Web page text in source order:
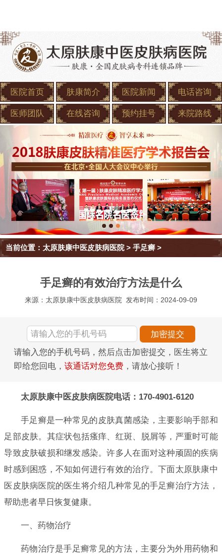
医院首页 肤康简介 医院新闻 电话咨询
医师团队 在线咨询 预约挂号 来院路线
当前位置： 太原肤康中医皮肤病医院>手足癣 >
手足癣的有效治疗方法是什么
来源：太原肤康中医皮肤病医院 发布时间：2024-09-09
请输入您的手机号码，然后点击加密提交，医生将立
即给您回电， 该通话对您免费 ，请放心接听！
太原肤康中医皮肤病医院电话：170-4901-6120
手足癣是一种常见的皮肤真菌感染，主要影响手部和
足部皮肤。其症状包括瘙痒、红斑、脱屑等，严重时可能
导致皮肤破损和继发感染。许多人在面对这种顽固的疾病
时感到困惑，不知如何进行有效的治疗。下面太原肤康中
医皮肤病医院的医生将介绍几种常见的手足癣治疗方法，
帮助患者早日恢复健康。
一、药物治疗
药物治疗是手足癣常见的方法，主要分为外用药物和